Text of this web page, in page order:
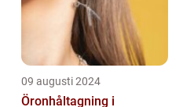
09 augusti 2024
Öronhåltagning i